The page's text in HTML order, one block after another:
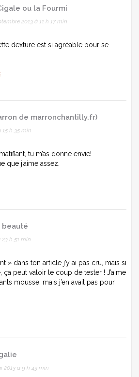
ou la Fourmi
2013 à 11 h 17 min
dexture est si agréable pour se
de marronchantilly.fr)
15 h 35 min
tu m’as donné envie!
que j’aime assez.
beauté
23 h 51 min
» dans ton article j’y ai pas cru, mais si
ça peut valoir le coup de tester ! J’aime
mousse, mais j’en avait pas pour
2013 à 9 h 43 min